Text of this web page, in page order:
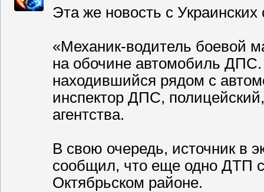
Эта же новость с Украинских
«Механик-водитель боевой
на обочине автомобиль ДПС.
находившийся рядом с
инспектор ДПС,
агентства.
В свою очередь, источник в
сообщил, что еще одно ДТП
Октябрьском районе.